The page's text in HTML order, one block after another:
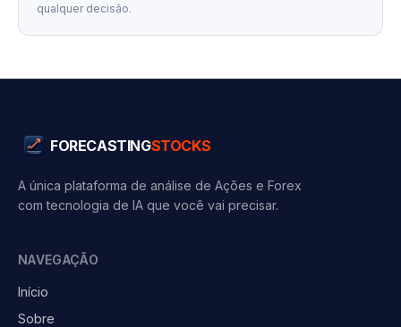
qualquer decisão.
FORECASTINGSTOCKS
A única plataforma de análise de Ações e Forex
com tecnologia de IA que você vai precisar.
NAVEGAÇÃO
Início
Sobre